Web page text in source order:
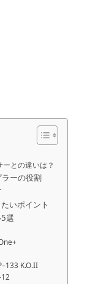
ーとの違いは？
ーの役割
いポイント
選
K.O.II